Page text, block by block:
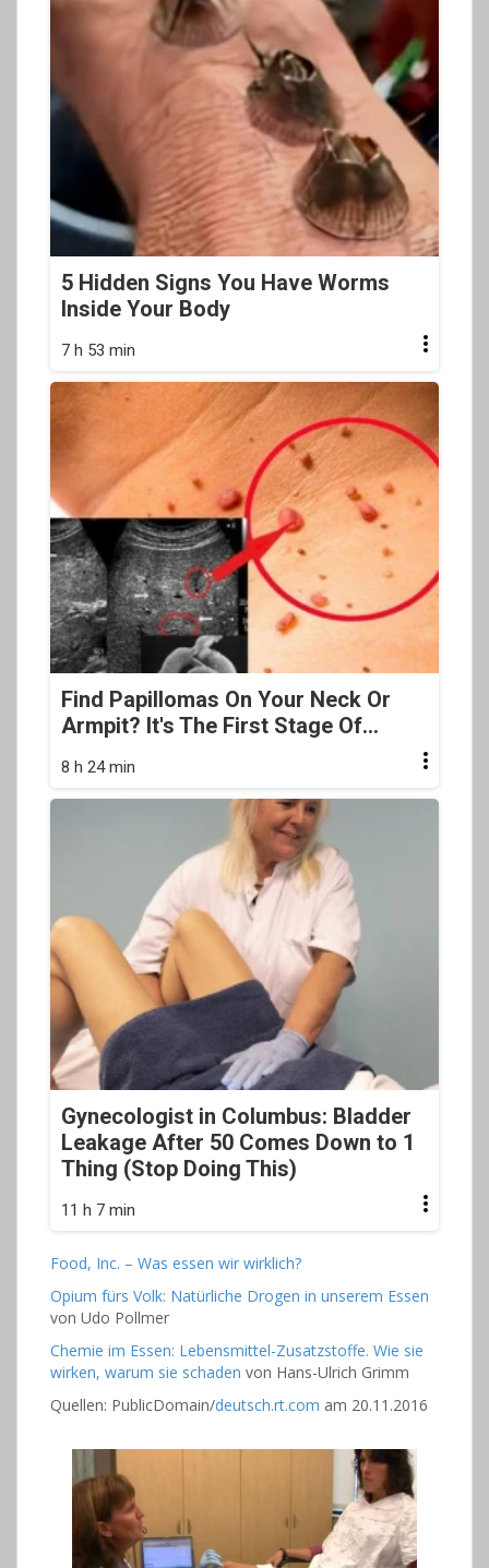
5 Hidden Signs You Have Worms
Inside Your Body
7 h 53 min
Find Papillomas On Your Neck Or
Armpit? It's The First Stage Of...
8 h 24 min
Gynecologist in Columbus: Bladder
Leakage After 50 Comes Down to 1
Thing (Stop Doing This)
11 h 7 min
Food, Inc. – Was essen wir wirklich?
Opium fürs Volk: Natürliche Drogen in unserem Essen
von Udo Pollmer
Chemie im Essen: Lebensmittel-Zusatzstoffe. Wie sie
wirken, warum sie schaden von Hans-Ulrich Grimm
Quellen: PublicDomain/deutsch.rt.com am 20.11.2016